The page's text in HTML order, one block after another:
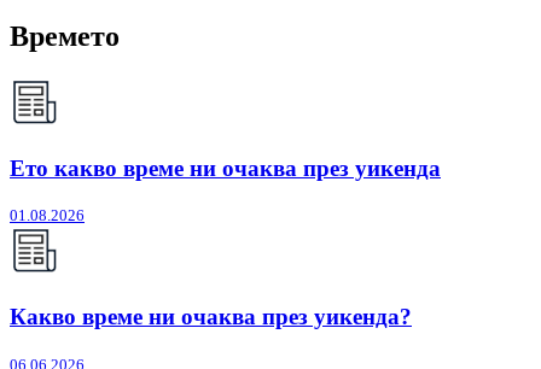
Времето
Ето какво време ни очаква през уикенда
01.08.2026
Какво време ни очаква през уикенда?
06.06.2026